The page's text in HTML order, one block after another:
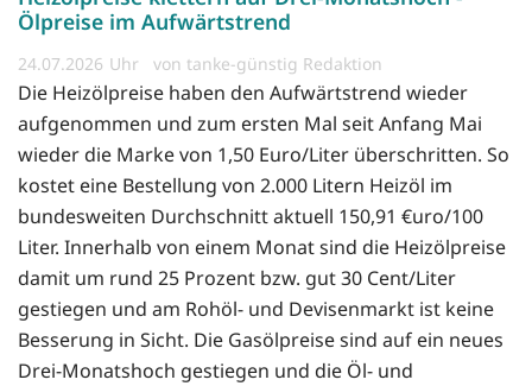
Ölpreise im Aufwärtstrend
24.07.2026 von tanke-günstig Redaktion
Die Heizölpreise haben den Aufwärtstrend wieder
aufgenommen und zum ersten Mal seit Anfang Mai
wieder die Marke von 1,50 Euro/Liter überschritten. So
kostet eine Bestellung von 2.000 Litern Heizöl im
bundesweiten Durchschnitt aktuell 150,91 €uro/100
Liter. Innerhalb von einem Monat sind die Heizölpreise
damit um rund 25 Prozent bzw. gut 30 Cent/Liter
gestiegen und am Rohöl- und Devisenmarkt ist keine
Besserung in Sicht. Die Gasölpreise sind auf ein neues
Drei-Monatshoch gestiegen und die Öl- und